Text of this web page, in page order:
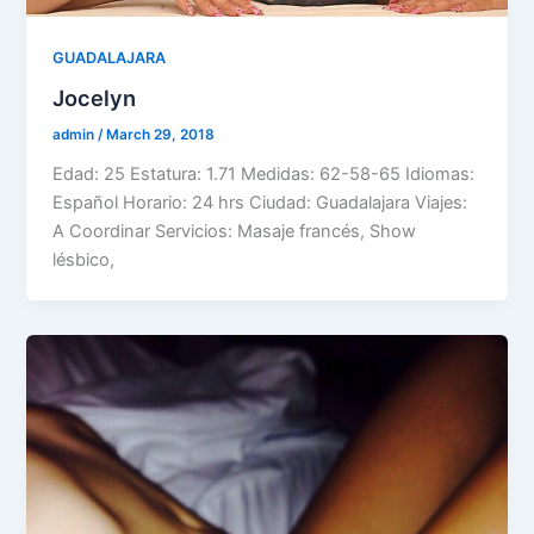
GUADALAJARA
Jocelyn
admin/ March 29, 2018
Edad: 25 Estatura: 1.71 Medidas: 62-58-65 Idiomas:
Español Horario: 24 hrs Ciudad: Guadalajara Viajes:
A Coordinar Servicios: Masaje francés, Show
lésbico,